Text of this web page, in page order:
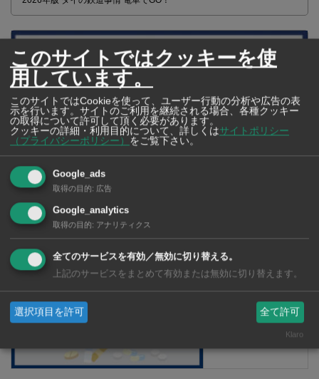
【タイ・バンコク】 マルシェトンロー内の「TOPS」で買える薬
2026年版
【タイ・バンコ
ク】 コンビニ（セ
ブンイレブン）で買
このサイトではクッキーを使
用しています。
このサイトではCookieを使って、ユーザー行動の分析や広告の表
示を行います。サイトのご利用を継続される場合、各種クッキー
の取得について許可して頂く必要があります。
クッキーの詳細・利用目的について、詳しくはサイトポリシー
（プライバシーポリシー）
をご覧下さい。
Google_ads
取得の目的: 広告
Google_analytics
取得の目的: アナリティクス
全てのサービスを有効／無効に切り替える。
上記のサービスをまとめて有効または無効に切り替えます。
選択項目を許可 全て許可
Klaro